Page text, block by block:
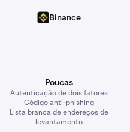
Binance
Binance
Poucas
Autenticação de dois fatores
Código anti-phishing
Lista branca de endereços de
levantamento